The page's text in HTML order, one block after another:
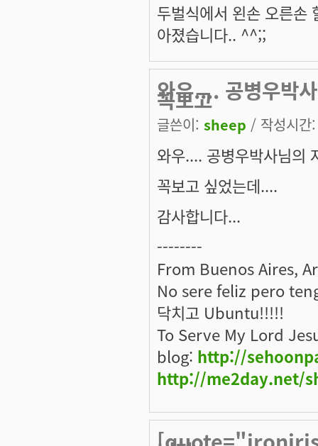
두벌식에서 왼손 오른손
아졌습니다.. ^^;;
와우.... 공병우박
꼭보고
글쓴이: sheep / 작성시
와우.... 공병우박사님의
꼭보고 싶었는데....
감사합니다...
--------
From Buenos Aires,
No sere feliz pero
닥치고 Ubuntu!!!!!
To Serve My Lord
blog: http://
http://me2day.net/